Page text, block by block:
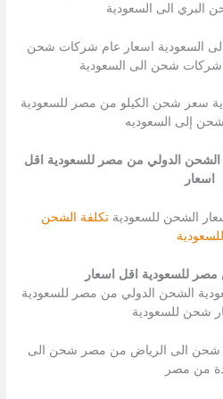
البري الى السعودية
السعودية اسعار عام شركات شحن
شركات شحن الى السعودية
سعر شحن الكيلو من مصر للسعودية
إلى السعوديه
الشحن الدولي من مصر للسعودية اقل
اسعار
الشحن للسعودية تكلفة الشحن
للسعودية
للسعودية اقل اسعار
الشحن الدولي من مصر للسعودية
شحن للسعودية
شحن الى الرياض من مصر شحن الى
من مصر